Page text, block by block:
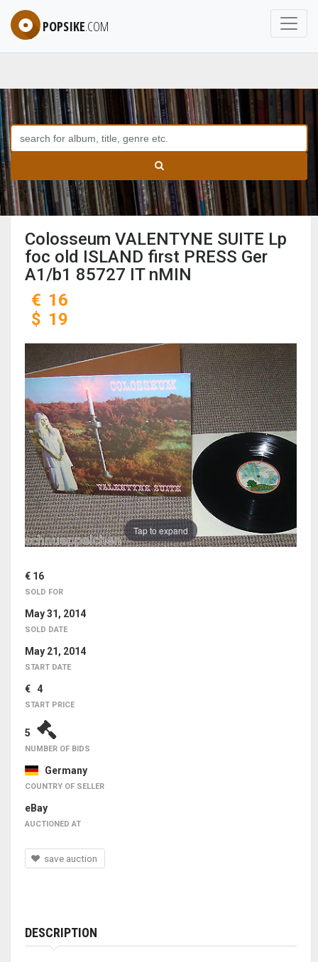
POPSIKE.COM
Colosseum VALENTYNE SUITE Lp
foc old ISLAND first PRESS Ger
A1/b1 85727 IT nMIN
€ 16
$ 19
Tap to expand
€ 16
SOLD FOR
May 31, 2014
SOLD DATE
May 21, 2014
START DATE
€ 4
START PRICE
5
NUMBER OF BIDS
Germany
COUNTRY OF SELLER
eBay
AUCTIONED AT
save auction
DESCRIPTION